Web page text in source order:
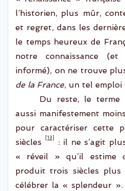
l’historien, plus mûr,
et regret, dans les
le temps heureux de
notre connaissance
informé), on ne trouve
de la France, un tel emploi
Du reste, le terme
aussi manifestement
pour caractériser cette
siècles
[13] : il ne s’agit
« réveil » qu’il estime
produit trois siècles
célébrer la « splendeur ».